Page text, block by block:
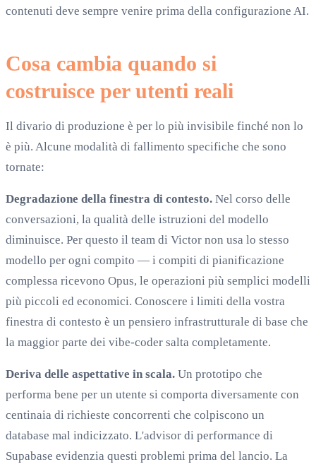
contenuti deve sempre venire prima della configurazione AI.
Cosa cambia quando si
costruisce per utenti reali
Il divario di produzione è per lo più invisibile finché non lo
è più. Alcune modalità di fallimento specifiche che sono
tornate:
Degradazione della finestra di contesto. Nel corso delle
conversazioni, la qualità delle istruzioni del modello
diminuisce. Per questo il team di Victor non usa lo stesso
modello per ogni compito — i compiti di pianificazione
complessa ricevono Opus, le operazioni più semplici modelli
più piccoli ed economici. Conoscere i limiti della vostra
finestra di contesto è un pensiero infrastrutturale di base che
la maggior parte dei vibe-coder salta completamente.
Deriva delle aspettative in scala. Un prototipo che
performa bene per un utente si comporta diversamente con
centinaia di richieste concorrenti che colpiscono un
database mal indicizzato. L'advisor di performance di
Supabase evidenzia questi problemi prima del lancio. La